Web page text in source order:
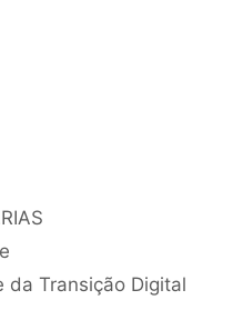
da Transição Digital